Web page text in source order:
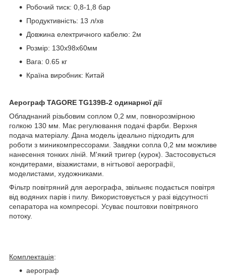
Робочий тиск: 0,8-1,8 бар
Продуктивність: 13 л/хв
Довжина електричного кабелю: 2м
Розмір: 130х98х60мм
Вага: 0.65 кг
Країна виробник: Китай
Аерограф TAGORE TG139B-2 одинарної дії
Обладнаний різьбовим соплом 0,2 мм, повнорозмірною
голкою 130 мм. Має регулювання подачі фарби. Верхня
подача матеріалу. Дана модель ідеально підходить для
роботи з миникомпрессорами. Завдяки сопла 0,2 мм можливе
нанесення тонких ліній. М'який тригер (курок). Застосовується
кондитерами, візажистами, в нігтьової аерографії,
моделистами, художниками.
Фільтр повітряний для аерографа, звільняє подається повітря
від водяних парів і пилу. Використовується у разі відсутності
сепаратора на компресорі. Усуває поштовхи повітряного
потоку.
Комплектація:
аерограф